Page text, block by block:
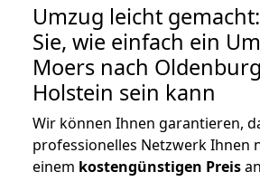
Umzug leicht
Sie, wie einfach ein
Moers nach
Holstein sein kann
Wir können Ihnen garantieren,
professionelles Netzwerk Ihnen
einem kostengünstigen Preis